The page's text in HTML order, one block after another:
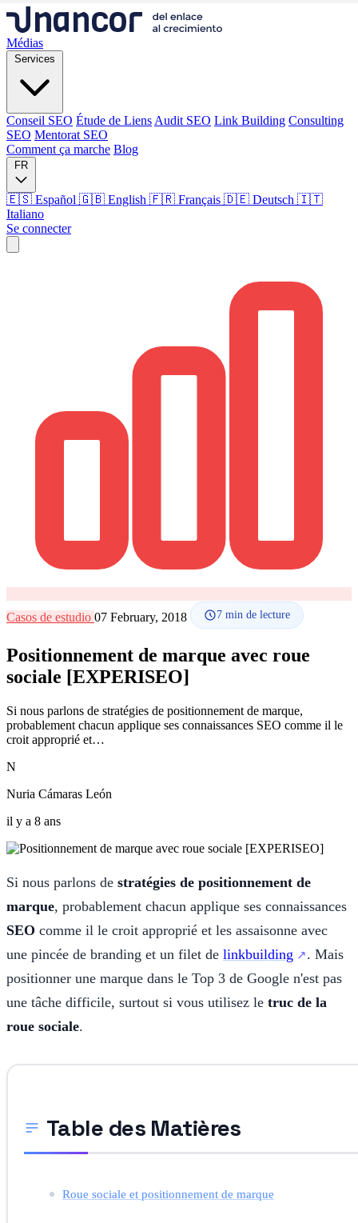
Médias
Services
Conseil SEO Étude de Liens Audit SEO Link Building Consulting
SEO Mentorat SEO
Comment ça marche Blog
FR
🇪🇸 Español 🇬🇧 English 🇫🇷 Français 🇩🇪 Deutsch 🇮🇹
Italiano
Se connecter
Blog
🇪🇸 ES
🇫🇷 FR
Casos de estudio 07 February, 2018 7 min de lecture
Positionnement de marque avec roue
sociale [EXPERISEO]
Si nous parlons de stratégies de positionnement de marque,
probablement chacun applique ses connaissances SEO comme il le
croit approprié et…
N
Nuria Cámaras León
il y a 8 ans
Si nous parlons de stratégies de positionnement de
marque, probablement chacun applique ses connaissances
SEO comme il le croit approprié et les assaisonne avec
une pincée de branding et un filet de linkbuilding
. Mais
positionner une marque dans le Top 3 de Google n'est pas
une tâche difficile, surtout si vous utilisez le truc de la
roue sociale.
Table des Matières
Roue sociale et positionnement de marque